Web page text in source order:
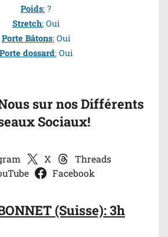
Poids: ?
Stretch:Oui
Porte Bâtons:Oui
Porte dossard:Oui
sur nos Différents
Sociaux!
X
Threads
Facebook
(Suisse): 3h